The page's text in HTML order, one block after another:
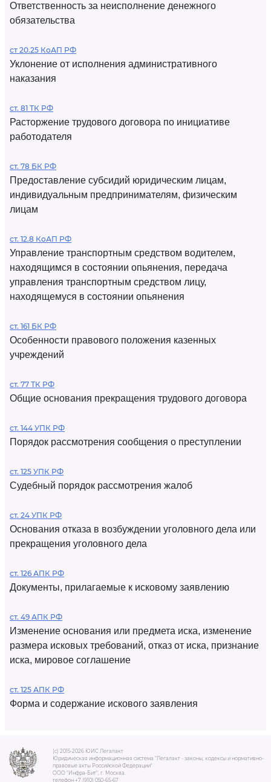
Ответственность за неисполнение денежного
обязательства
ст 20.25 КоАП РФ
Уклонение от исполнения административного
наказания
ст. 81 ТК РФ
Расторжение трудового договора по инициативе
работодателя
ст. 78 БК РФ
Предоставление субсидий юридическим лицам,
индивидуальным предпринимателям, физическим
лицам
ст. 12.8 КоАП РФ
Управление транспортным средством водителем,
находящимся в состоянии опьянения, передача
управления транспортным средством лицу,
находящемуся в состоянии опьянения
ст. 161 БК РФ
Особенности правового положения казенных
учреждений
ст. 77 ТК РФ
Общие основания прекращения трудового договора
ст. 144 УПК РФ
Порядок рассмотрения сообщения о преступлении
ст. 125 УПК РФ
Судебный порядок рассмотрения жалоб
ст. 24 УПК РФ
Основания отказа в возбуждении уголовного дела или
прекращения уголовного дела
ст. 126 АПК РФ
Документы, прилагаемые к исковому заявлению
ст. 49 АПК РФ
Изменение основания или предмета иска, изменение
размера исковых требований, отказ от иска, признание
иска, мировое соглашение
ст. 125 АПК РФ
Форма и содержание искового заявления
(c) 2015-2026 ЮИС Легалакт
Юридическая информационная система "Легалакт - законы, кодексы и нормативно-
правовые акты Российской Федерации"
ООО "Инфра-Бит", г. Москва.
телефон +7 (910) 050-65-67